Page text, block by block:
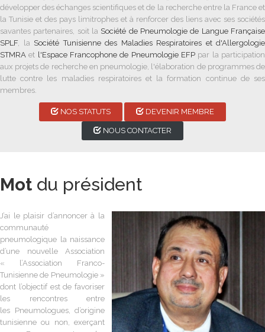
développer des échanges scientifiques et de la recherche entre la France et
la Tunisie et des pays limitrophes et à renforcer des liens avec ses sociétés
savantes partenaires, soit la Société de Pneumologie de Langue Française
SPLF, la Société Tunisienne des Maladies Respiratoires et d'Allergologie
STMRA et l'Espace Francophone de PneumologieEFP par la participation
aux projets de recherche en pneumologie, l'élaboration de programmes de
lutte contre les maladies respiratoires et la formation continue de ses
membres.
NOS STATUTS DEVENIR MEMBRE
NOUS CONTACTER
Mot du président
J’ai le plaisir d’annoncer à la
communauté
pneumologique la naissance
d’une nouvelle Association
« l’Association Franco-
Tunisienne de Pneumologie »
dont l’objectif est de favoriser
les rencontres entre
les Pneumologues, d’origine
tunisienne ou non, exerçant